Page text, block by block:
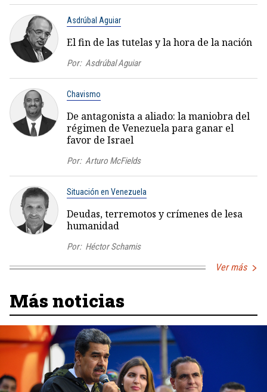
Asdrúbal Aguiar
El fin de las tutelas y la hora de la nación
Por: Asdrúbal Aguiar
Chavismo
De antagonista a aliado: la maniobra del
régimen de Venezuela para ganar el
favor de Israel
Por: Arturo McFields
Situación en Venezuela
Deudas, terremotos y crímenes de lesa
humanidad
Por: Héctor Schamis
Ver más
Más noticias